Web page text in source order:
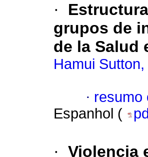
·
grupos de
de la Salud
Hamui
· resumo
Espanhol (
· Violencia